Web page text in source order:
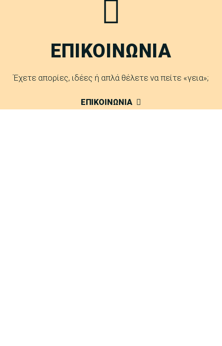
ΕΠΙΚΟΙΝΩΝΙΑ
Έχετε απορίες, ιδέες ή απλά θέλετε να πείτε «γεια»;
ΕΠΙΚΟΙΝΩΝΙΑ